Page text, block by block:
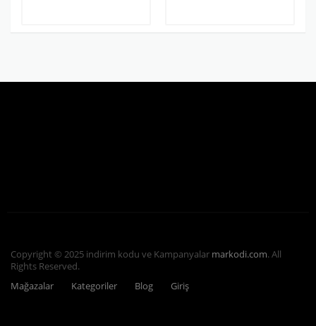
Copyright © 2025 indirim kodu ve Kampanyalar markodi.com. All
Rights Reserved.
Mağazalar
Kategoriler Blog Giriş